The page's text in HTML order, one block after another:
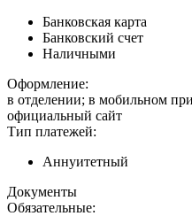
Банковская карта
Банковский счет
Наличными
Оформление:
в отделении; в мобильном
официальный сайт
Тип платежей:
Аннуитетный
Документы
Обязательные: